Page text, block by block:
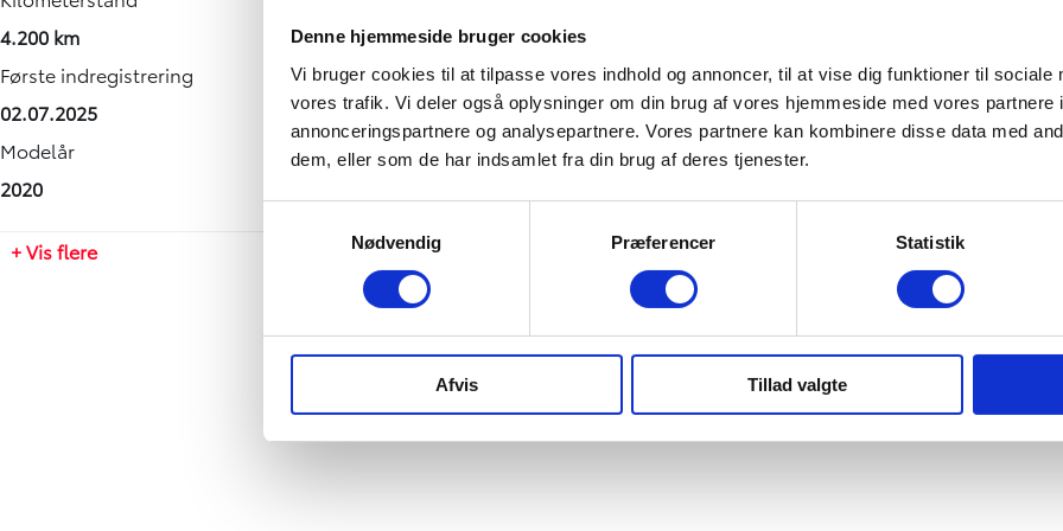
Denne hjemmeside bruger cookies
Vi bruger cookies til at tilpasse vores indhold og annoncer, til at vise dig funktioner til sociale
vores trafik. Vi deler også oplysninger om din brug af vores hjemmeside med vores partnere
annonceringspartnere og analysepartnere. Vores partnere kan kombinere disse data med
dem, eller som de har indsamlet fra din brug af deres tjenester.
Nødvendig
Præferencer Statistik
Afvis Tillad valgte
4.200 km
Første indregistrering
02.07.2025
Modelår
2020
5
Farve
Mineral gray
Karosseri
12,70 sek.
Tophastighed
165 km/t
Maksimal effekt
83 HK
1,2 l
969 kg
Totalvægt
1330 kg
Antal sæder
5
1690 mm
20,00 km/l
Grøn ejerafgift (årlig)
1280
Leveringsomkostninger (inkl.)
4.680 kr.
+ Vis flere